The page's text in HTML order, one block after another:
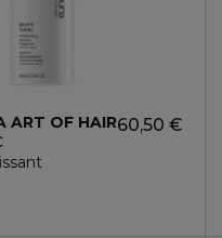
ART OF HAIR60,50 €